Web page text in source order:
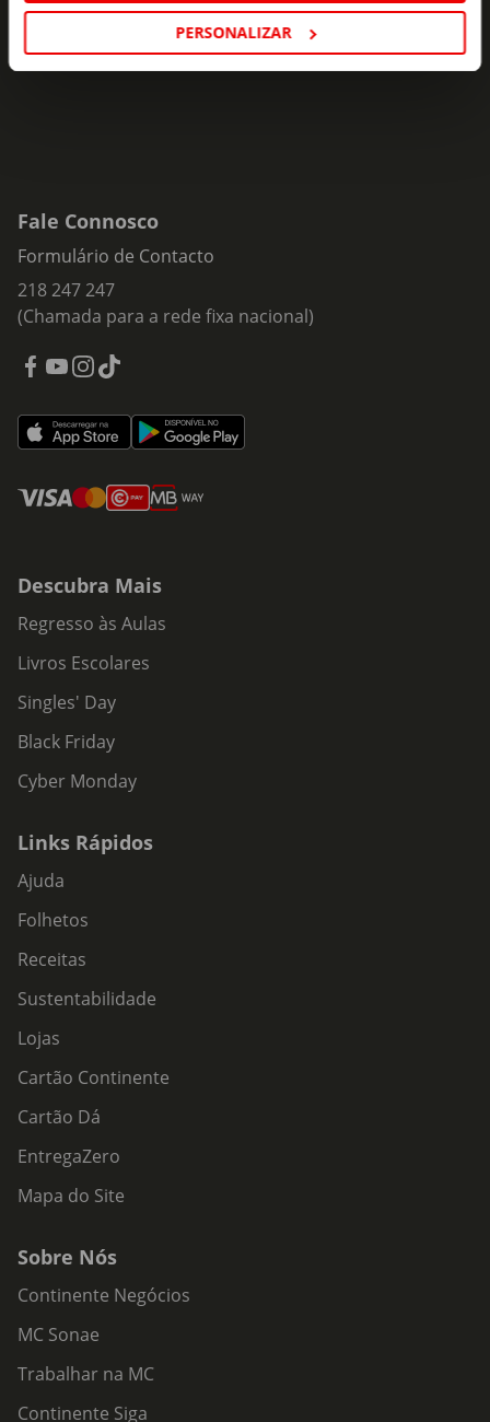
PERSONALIZAR
Fale Connosco
Formulário de Contacto
218 247 247
(Chamada para a rede fixa nacional)
Descubra Mais
Regresso às Aulas
Livros Escolares
Singles' Day
Black Friday
Cyber Monday
Links Rápidos
Ajuda
Folhetos
Receitas
Sustentabilidade
Lojas
Cartão Continente
Cartão Dá
EntregaZero
Mapa do Site
Sobre Nós
Continente Negócios
MC Sonae
Trabalhar na MC
Continente Siga